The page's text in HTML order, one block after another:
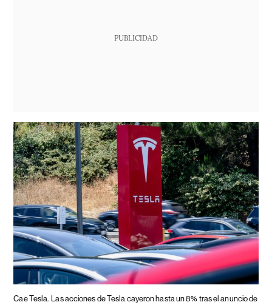
PUBLICIDAD
Cae Tesla.
Las acciones de Tesla cayeron hasta un 8% tras el anuncio de